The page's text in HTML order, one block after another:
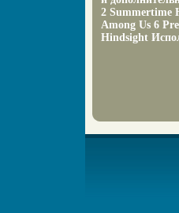
2 Summertime
Among Us 6
Hindsight